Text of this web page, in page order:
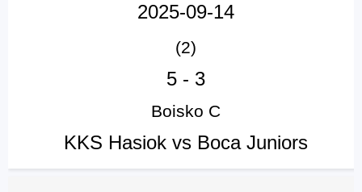
2025-09-14
(2)
5 - 3
Boisko C
KKS Hasiok vs Boca Juniors